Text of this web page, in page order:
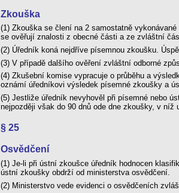
Zkouška
(1) Zkouška se člení na 2 samostatně
se ověřují znalosti z obecné části a ze zvláštní
(2) Úředník koná nejdříve písemnou zkoušku.
(3) V případě dalšího ověření zvláštní odborné
(4) Zkušební komise vypracuje o průběhu a
oznámí úředníkovi výsledek písemné zkoušky a
(5) Jestliže úředník nevyhověl při písemné nebo
nejpozději však do 90 dnů ode dne zkoušky, v níž
§ 25
Osvědčení
(1) Je-li při ústní zkoušce úředník hodnocen
ústní zkoušky obdrží od ministerstva osvědčení.
(2) Ministerstvo vede evidenci o osvědčeních